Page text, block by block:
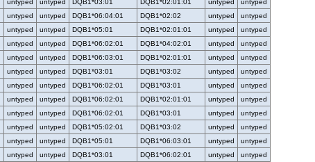
untyped untyped DQB1*03:01 DQB1*02:01:01 untyped
untyped
untyped untyped DQB1*06:04:01 DQB1*02:02 untyped
untyped
untyped untyped DQB1*05:01 DQB1*02:01:01 untyped
untyped
untyped untyped DQB1*06:02:01 DQB1*04:02:01 untyped
untyped
untyped untyped DQB1*06:03:01 DQB1*02:01:01 untyped
untyped
untyped untyped DQB1*03:01 DQB1*03:02 untyped
untyped
untyped untyped DQB1*06:02:01 DQB1*03:01 untyped
untyped
untyped untyped DQB1*06:02:01 DQB1*02:01:01 untyped
untyped
untyped untyped DQB1*06:02:01 DQB1*03:01 untyped
untyped
untyped untyped DQB1*05:02:01 DQB1*03:02 untyped
untyped
untyped untyped DQB1*05:01 DQB1*06:03:01 untyped
untyped
untyped untyped DQB1*03:01 DQB1*06:02:01 untyped
untyped